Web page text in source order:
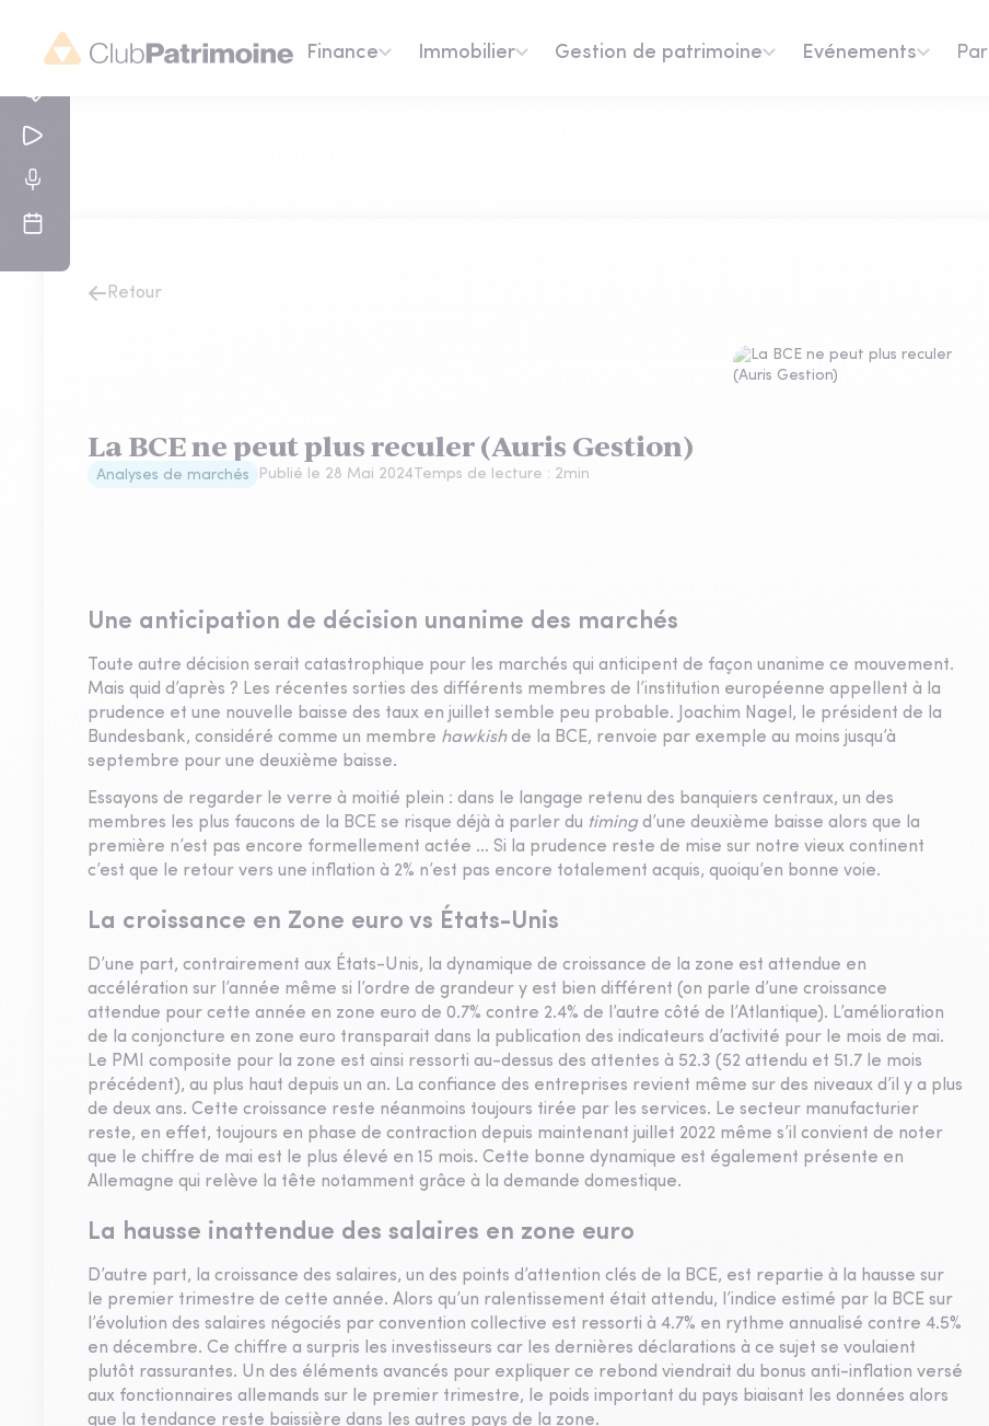
Finance Immobilier Gestion de patrimoine Evénements
Retour
La BCE ne peut plus reculer (Auris Gestion)
Analyses de marchés Publié le 28 Mai 2024Temps de lecture : 2min
Une anticipation de décision unanime des marchés
Toute autre décision serait catastrophique pour les marchés qui anticipent de façon unanime ce mouvement.
Mais quid d’après ? Les récentes sorties des différents membres de l’institution européenne appellent à la
prudence et une nouvelle baisse des taux en juillet semble peu probable. Joachim Nagel, le président de la
Bundesbank, considéré comme un membre hawkishde la BCE, renvoie par exemple au moins jusqu’à
septembre pour une deuxième baisse.
Essayons de regarder le verre à moitié plein : dans le langage retenu des banquiers centraux, un des
membres les plus faucons de la BCE se risque déjà à parler du timing d’une deuxième baisse alors que la
première n’est pas encore formellement actée … Si la prudence reste de mise sur notre vieux continent
c’est que le retour vers une inflation à 2% n’est pas encore totalement acquis, quoiqu’en bonne voie.
La croissance en Zone euro vs États-Unis
D’une part, contrairement aux États-Unis, la dynamique de croissance de la zone est attendue en
accélération sur l’année même si l’ordre de grandeur y est bien différent (on parle d’une croissance
attendue pour cette année en zone euro de 0.7% contre 2.4% de l’autre côté de l’Atlantique). L’amélioration
de la conjoncture en zone euro transparait dans la publication des indicateurs d’activité pour le mois de mai.
Le PMI composite pour la zone est ainsi ressorti au-dessus des attentes à 52.3 (52 attendu et 51.7 le mois
précédent), au plus haut depuis un an. La confiance des entreprises revient même sur des niveaux d’il y a plus
de deux ans. Cette croissance reste néanmoins toujours tirée par les services. Le secteur manufacturier
reste, en effet, toujours en phase de contraction depuis maintenant juillet 2022 même s’il convient de noter
que le chiffre de mai est le plus élevé en 15 mois. Cette bonne dynamique est également présente en
Allemagne qui relève la tête notamment grâce à la demande domestique.
La hausse inattendue des salaires en zone euro
D’autre part, la croissance des salaires, un des points d’attention clés de la BCE, est repartie à la hausse sur
le premier trimestre de cette année. Alors qu’un ralentissement était attendu, l’indice estimé par la BCE sur
l’évolution des salaires négociés par convention collective est ressorti à 4.7% en rythme annualisé contre 4.5%
en décembre. Ce chiffre a surpris les investisseurs car les dernières déclarations à ce sujet se voulaient
plutôt rassurantes. Un des éléments avancés pour expliquer ce rebond viendrait du bonus anti-inflation versé
aux fonctionnaires allemands sur le premier trimestre, le poids important du pays biaisant les données alors
que la tendance reste baissière dans les autres pays de la zone.